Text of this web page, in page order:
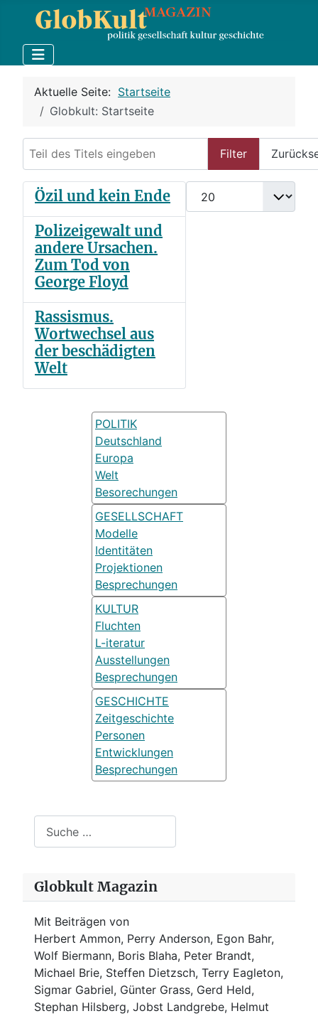
Aktuelle Seite: Startseite
Globkult: Startseite
Filter
Anzeige #
Özil und kein Ende
Polizeigewalt und
andere Ursachen.
Zum Tod von
George Floyd
Rassismus.
Wortwechsel aus
der beschädigten
Welt
POLITIK
Deutschland
Europa
Welt
Besorechungen
GESELLSCHAFT
Modelle
Identitäten
Projektionen
Besprechungen
KULTUR
Fluchten
L-iteratur
Ausstellungen
Besprechungen
GESCHICHTE
Zeitgeschichte
Personen
Entwicklungen
Besprechungen
Globkult Magazin
Mit Beiträgen von
Herbert Ammon, Perry Anderson, Egon Bahr,
Wolf Biermann, Boris Blaha, Peter Brandt,
Michael Brie, Steffen Dietzsch, Terry Eagleton,
Sigmar Gabriel, Günter Grass, Gerd Held,
Stephan Hilsberg, Jobst Landgrebe, Helmut